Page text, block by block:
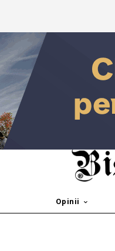
Opinii